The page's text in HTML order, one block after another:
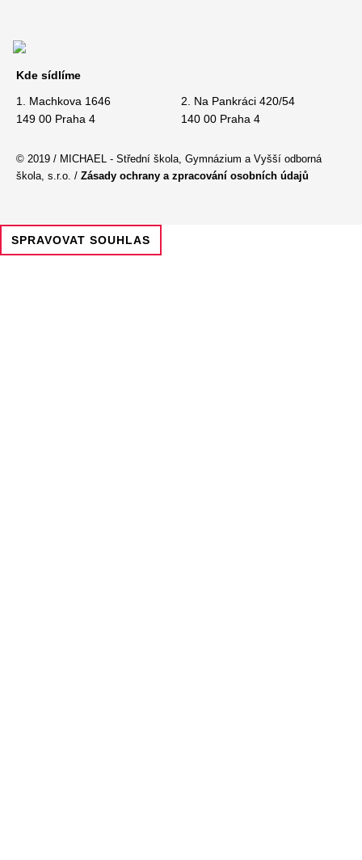
Kde sídlíme
1. Machkova 1646
149 00 Praha 4
2. Na Pankráci 420/54
140 00 Praha 4
© 2019 / MICHAEL - Střední škola, Gymnázium a Vyšší odborná
škola, s.r.o. / Zásady ochrany a zpracování osobních údajů
SPRAVOVAT SOUHLAS